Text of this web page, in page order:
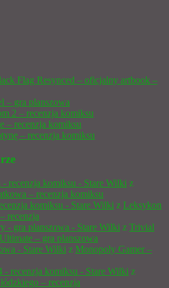
Flag Resynced – oficjalny artbook –
– gra planszowa
2 – recenzja komiksu
– recenzja komiksu
– recenzja komiksu
- recenzja komiksu - Stare Wilki z
– recenzja komiksu
komiksu - Stare Wilki z Leksykon
recenzja
- gra planszowa - Stare Wilki z Trivial
– gra planszowa
- Stare Wilki z Monopoly Gamer –
- recenzja komiksu - Stare Wilki z
– recenzja